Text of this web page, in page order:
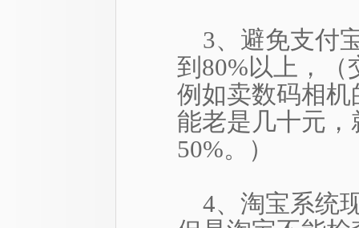
3、避免支付
到80%以上，
例如卖数码相
能老是几十元
50%。）
4、淘宝系统